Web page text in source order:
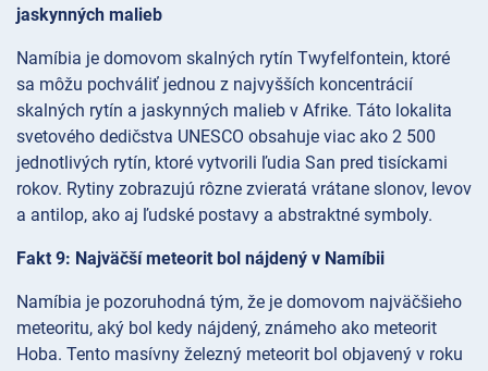
jaskynných malieb
Namíbia je domovom skalných rytín Twyfelfontein, ktoré
sa môžu pochváliť jednou z najvyšších koncentrácií
skalných rytín a jaskynných malieb v Afrike. Táto lokalita
svetového dedičstva UNESCO obsahuje viac ako 2 500
jednotlivých rytín, ktoré vytvorili ľudia San pred tisíckami
rokov. Rytiny zobrazujú rôzne zvieratá vrátane slonov, levov
a antilop, ako aj ľudské postavy a abstraktné symboly.
Fakt 9: Najväčší meteorit bol nájdený v Namíbii
Namíbia je pozoruhodná tým, že je domovom najväčšieho
meteoritu, aký bol kedy nájdený, známeho ako meteorit
Hoba. Tento masívny železný meteorit bol objavený v roku